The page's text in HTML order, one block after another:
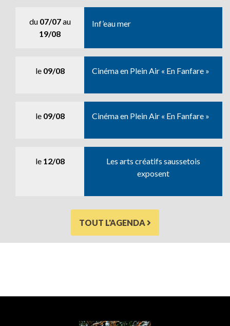
du 07/07au
19/08
Inf’eau mer
le 09/08 Cinéma en Plein Air « En Fanfare »
le 09/08 Cinéma en Plein Air « En Fanfare »
le 12/08
Les arts créatifs saussetois
exposent
TOUT L'AGENDA